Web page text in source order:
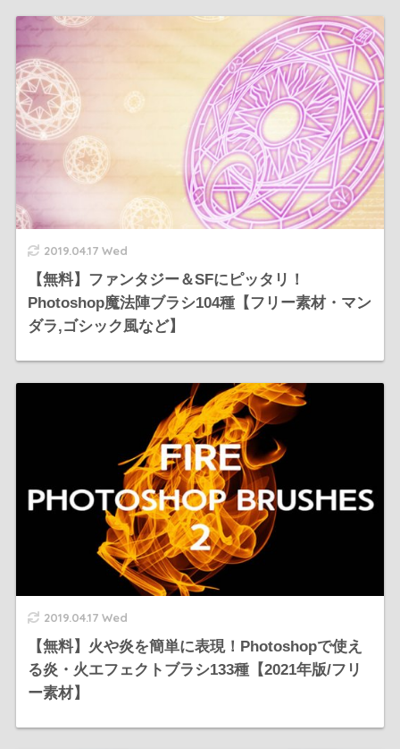
2019.04.17 Wed
【無料】ファンタジー＆SFにピッタリ！
Photoshop魔法陣ブラシ104種【フリー素材・マン
ダラ,ゴシック風など】
2019.04.17 Wed
【無料】火や炎を簡単に表現！Photoshopで使え
る炎・火エフェクトブラシ133種【2021年版/フリ
ー素材】